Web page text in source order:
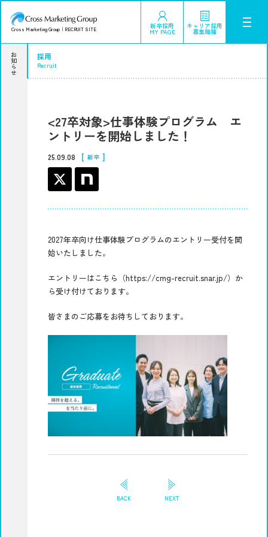
Cross Marketing Group ｜ RECRUIT SITE 新卒採用
MY PAGE
キャリア採用
募集職種
採用
Recruit
<27卒対象>仕事体験プログラム エ
ントリーを開始しました！
25.09.08 [ 新卒 ]
2027年卒向け仕事体験プログラムのエントリー受付を開
始いたしました。
エントリーはこちら （https://cmg-recruit.snar.jp/）か
ら受け付けております。
皆さまのご応募をお待ちしております。
BACK NEXT
お知らせ
サービス
グループ会社
環境を知る
Work Style
制度・待遇
お知らせ
News
キャリア
アルムナイ
ブログ
Blog
新卒
キャリア
アルムナイ